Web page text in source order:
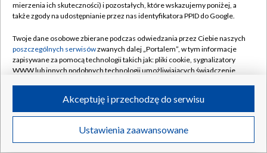
Naziemna Telewizja Cyfrowa
Rada Programowa
System NOS
Informacje o nadawcy
Program dla prasy
Ogłoszenie przetargowe
Pomoc
Kontakt
Kanały
©2026 Telewizja Polska S.A. w likwidacji
mierzenia ich skuteczności) i pozostałych, które wskazujemy poniżej, a
także zgody na udostępnianie przez nas identyfikatora PPID do Google.
Twoje dane osobowe zbierane podczas odwiedzania przez Ciebie naszych
poszczególnych serwisówzwanych dalej „Portalem”, w tym informacje
zapisywane za pomocą technologii takich jak: pliki cookie, sygnalizatory
WWW lub innych podobnych technologii umożliwiających świadczenie
ruchu w Internecie.
Twoje dane osobowe zbierane podczas odwiedzania przez Ciebie
poszczególnych serwisówna Portalu, takie jak adresy IP, identyfikatory
Ustawienia zaawansowane
Akceptuję i przechodzę do serwisu